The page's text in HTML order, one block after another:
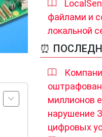
файлами и
локальной
⏰
миллионов
нарушение
цифровых